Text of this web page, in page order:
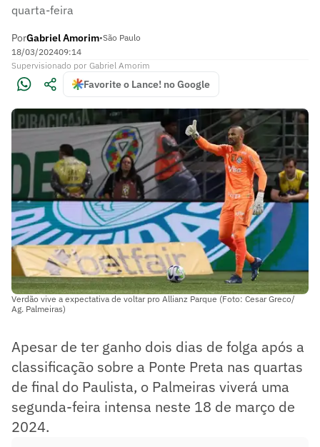
quarta-feira
PorGabriel Amorim•São Paulo
18/03/202409:14
Supervisionado por Gabriel Amorim
Favorite o Lance! no Google
Verdão vive a expectativa de voltar pro Allianz Parque (Foto: Cesar Greco/
Ag. Palmeiras)
Apesar de ter ganho dois dias de folga após a
classificação sobre a Ponte Preta nas quartas
de final do Paulista, o Palmeiras viverá uma
segunda-feira intensa neste 18 de março de
2024.